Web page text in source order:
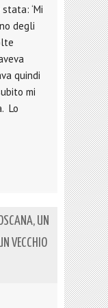
‘Mi
degli
quindi
mi
Lo
UN
VECCHIO